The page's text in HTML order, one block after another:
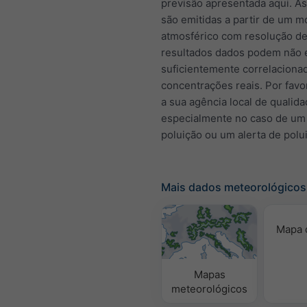
previsão apresentada aqui.
são emitidas a partir de um
atmosférico com resolução
resultados dados podem não
suficientemente
concentrações reais. Por
a sua agência local de
especialmente no caso de
poluição ou um alerta de
Mais dados meteorológicos
Mapas
meteorológicos
Mapa